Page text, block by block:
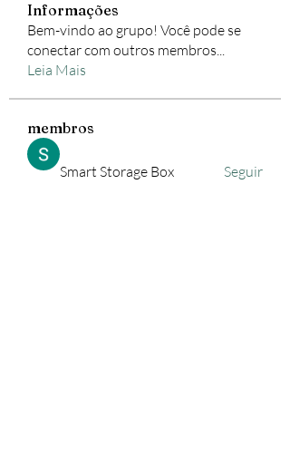
Informações
Bem-vindo ao grupo! Você pode se
conectar com outros membros...
Leia Mais
membros
Smart Storage Box Seguir